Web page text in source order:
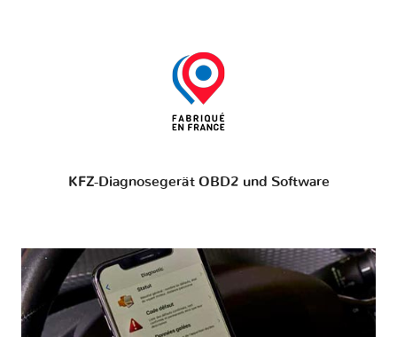
KFZ-Diagnosegerät OBD2 und Software